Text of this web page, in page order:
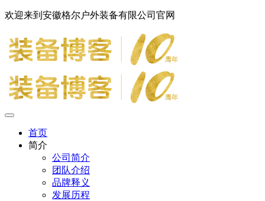
欢迎来到安徽格尔户外装备有限公司官网
首页
简介
公司简介
团队介绍
品牌释义
发展历程